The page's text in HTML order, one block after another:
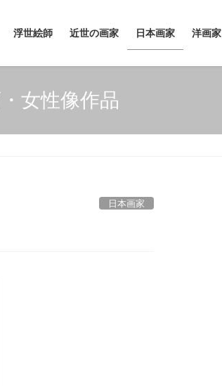
浮世絵師 近世の画家 日本画家 洋画家
女性像作品
日本画家